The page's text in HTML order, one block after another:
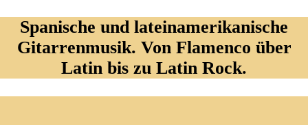
Spanische und lateinamerikanische
Gitarrenmusik. Von Flamenco über
Latin bis zu Latin Rock.